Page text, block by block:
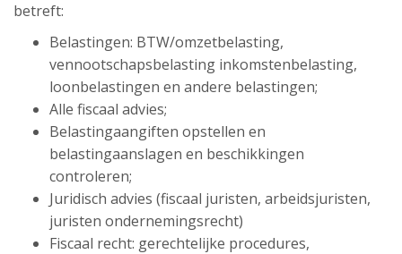
betreft:
Belastingen: BTW/omzetbelasting,
vennootschapsbelasting inkomstenbelasting,
loonbelastingen en andere belastingen;
Alle fiscaal advies;
Belastingaangiften opstellen en
belastingaanslagen en beschikkingen
controleren;
Juridisch advies (fiscaal juristen, arbeidsjuristen,
juristen ondernemingsrecht)
Fiscaal recht: gerechtelijke procedures,